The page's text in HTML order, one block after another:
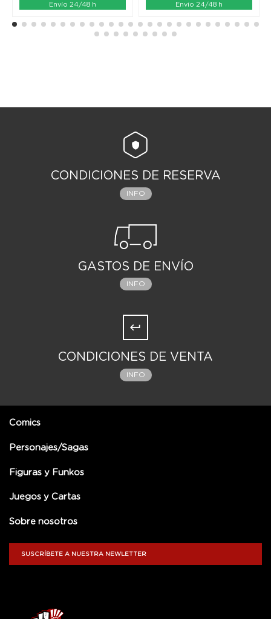
Envío 24/48 h Envío 24/48 h
CONDICIONES DE RESERVA
INFO
GASTOS DE ENVÍO
INFO
CONDICIONES DE VENTA
INFO
Comics
Personajes/Sagas
Figuras y Funkos
Juegos y Cartas
Sobre nosotros
SUSCRÍBETE A NUESTRA NEWLETTER